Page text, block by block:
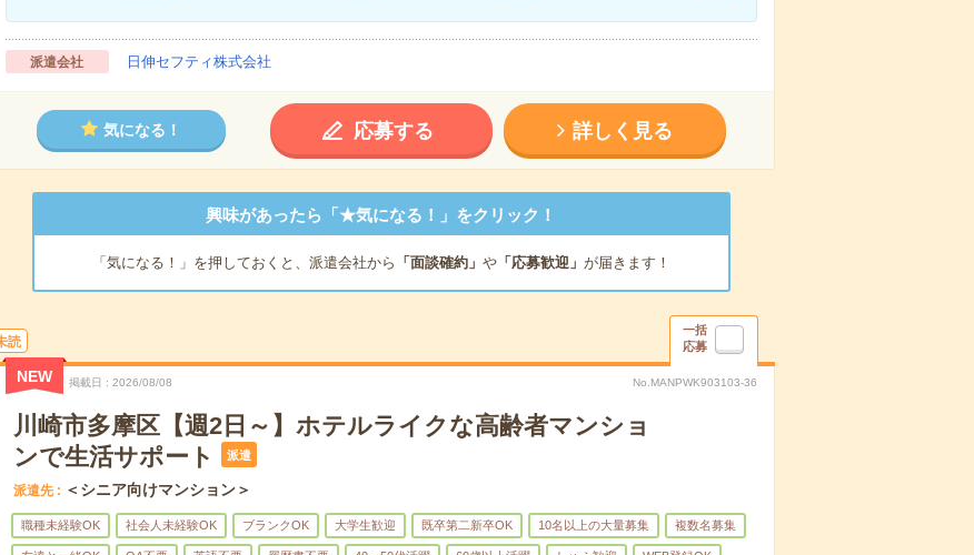
派遣会社 日伸セフティ株式会社
気になる！ 応募する 詳しく見る
興味があったら「★気になる！」をクリック！
「気になる！」を押しておくと、派遣会社から 「面談確約」 や「応募歓迎」 が届きます！
読
一括
応募
NEW 掲載日 2026/08/08 No.MANPWK903103-36
川崎市多摩区【週2日～】ホテルライクな高齢者マンショ
ンで生活サポート
派遣
派遣先 ＜シニア向けマンション＞
職種未経験OK 社会人未経験OK ブランクOK 大学生歓迎 既卒第二新卒OK 10名以上の大量募集 複数名募集